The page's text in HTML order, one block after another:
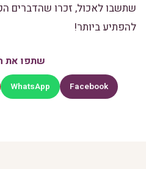
שתשבו לאכול, זכרו שהדברים
להפתיע ביותר!
שתפו את
Facebook
WhatsApp